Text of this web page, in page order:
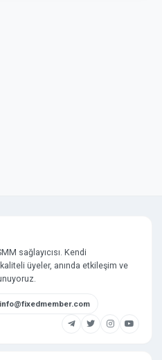
sağlayıcısı. Kendi
üyeler, anında etkileşim ve
info@fixedmember.com